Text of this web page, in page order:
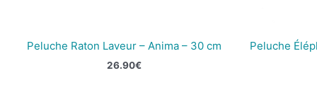
Peluche Raton Laveur – Anima – 30 cm
26.90€
Peluche